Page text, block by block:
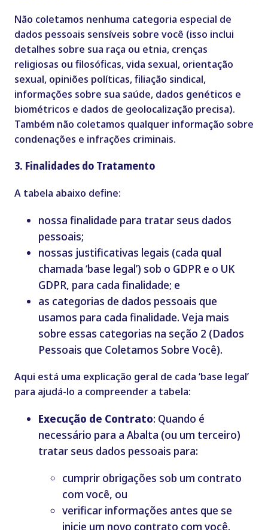
Não coletamos nenhuma categoria especial de
dados pessoais sensíveis sobre você (isso inclui
detalhes sobre sua raça ou etnia, crenças
religiosas ou filosóficas, vida sexual, orientação
sexual, opiniões políticas, filiação sindical,
informações sobre sua saúde, dados genéticos e
biométricos e dados de geolocalização precisa).
Também não coletamos qualquer informação sobre
condenações e infrações criminais.
3. Finalidades do Tratamento
A tabela abaixo define:
nossa finalidade para tratar seus dados
pessoais;
nossas justificativas legais (cada qual
chamada ‘base legal’) sob o GDPR e o UK
GDPR, para cada finalidade; e
as categorias de dados pessoais que
usamos para cada finalidade. Veja mais
sobre essas categorias na seção 2 (Dados
Pessoais que Coletamos Sobre Você).
Aqui está uma explicação geral de cada ‘base legal’
para ajudá-lo a compreender a tabela:
Execução de Contrato: Quando é
necessário para a Abalta (ou um terceiro)
tratar seus dados pessoais para:
cumprir obrigações sob um contrato
com você, ou
verificar informações antes que se
inicie um novo contrato com você.